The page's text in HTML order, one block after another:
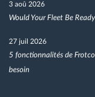
3 aoû 2026
Would Your Fleet Be
27 juil 2026
5 fonctionnalités de
besoin